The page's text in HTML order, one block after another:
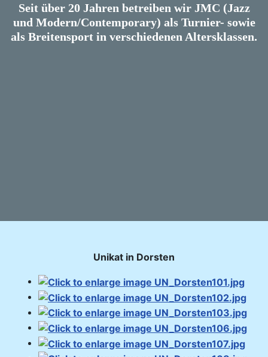
Seit über 20 Jahren betreiben wir JMC (Jazz
und Modern/Contemporary) als Turnier- sowie
als Breitensport in verschiedenen Altersklassen.
Unikat in Dorsten